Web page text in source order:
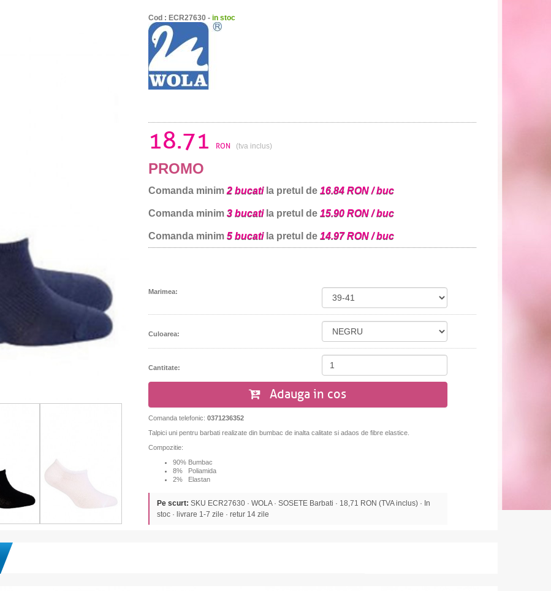
Cod : ECR27630 - in stoc
18.71 RON (tva inclus)
PROMO
Comanda minim 2 bucatila pretul de 16.84 RON / buc
Comanda minim 3 bucatila pretul de 15.90 RON / buc
Comanda minim 5 bucatila pretul de 14.97 RON / buc
Marimea:
Culoarea:
Cantitate:
Adauga in cos
Comanda telefonic: 0371236352
Talpici uni pentru barbati realizate din bumbac de inalta calitate si adaos de fibre elastice.
Compozitie:
90% Bumbac
8% Poliamida
2% Elastan
Pe scurt: SKU ECR27630 · WOLA · SOSETE Barbati · 18,71 RON (TVA inclus) · In
stoc · livrare 1-7 zile · retur 14 zile